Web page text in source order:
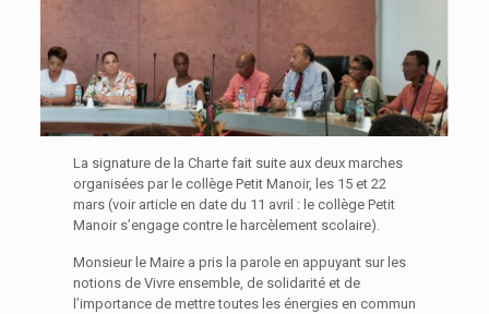
La signature de la Charte fait suite aux deux marches
organisées par le collège Petit Manoir, les 15 et 22
mars (voir article en date du 11 avril : le collège Petit
Manoir s’engage contre le harcèlement scolaire).
Monsieur le Maire a pris la parole en appuyant sur les
notions de Vivre ensemble, de solidarité et de
l’importance de mettre toutes les énergies en commun